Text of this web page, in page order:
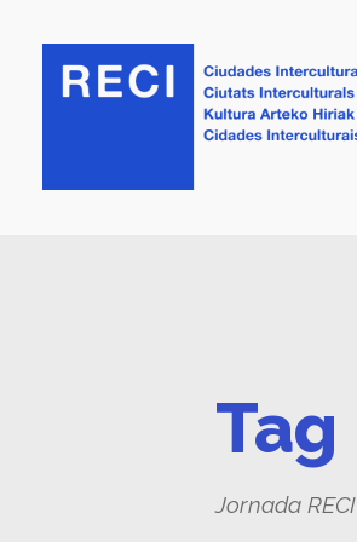
Tag
Jornada RECI